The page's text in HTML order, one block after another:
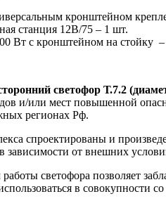
кронштейном
станция 12В/75 – 1 шт.
Вт с кронштейном на стойку
светофор Т.7.2
и/или мест повышенной
регионах Рф.
спроектированы и
зависимости от внешних
светофора позволяет
в совокупности